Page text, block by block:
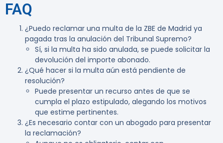
FAQ
¿Puedo reclamar una multa de la ZBE de Madrid ya
pagada tras la anulación del Tribunal Supremo?
Sí, si la multa ha sido anulada, se puede solicitar la
devolución del importe abonado.
¿Qué hacer si la multa aún está pendiente de
resolución?
Puede presentar un recurso antes de que se
cumpla el plazo estipulado, alegando los motivos
que estime pertinentes.
¿Es necesario contar con un abogado para presentar
la reclamación?